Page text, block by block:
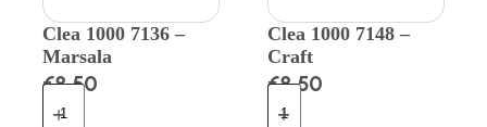
Clea 1000 7136 –
Marsala
€8.50
Clea 1000 7148 –
Craft
€8.50